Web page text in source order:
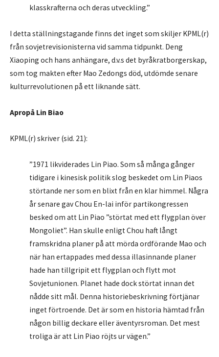
klasskrafterna och deras utveckling.”
I detta ställningstagande finns det inget som skiljer KPML(r)
från sovjetrevisionisterna vid samma tidpunkt. Deng
Xiaoping och hans anhängare, d.v.s det byråkratborgerskap,
som tog makten efter Mao Zedongs död, utdömde senare
kulturrevolutionen på ett liknande sätt.
Apropå Lin Biao
KPML(r) skriver (sid. 21):
”1971 likviderades Lin Piao. Som så många gånger
tidigare i kinesisk politik slog beskedet om Lin Piaos
störtande ner som en blixt från en klar himmel. Några
år senare gav Chou En-lai inför partikongressen
besked om att Lin Piao ”störtat med ett flygplan över
Mongoliet”. Han skulle enligt Chou haft långt
framskridna planer på att mörda ordförande Mao och
när han ertappades med dessa illasinnande planer
hade han tillgripit ett flygplan och flytt mot
Sovjetunionen. Planet hade dock störtat innan det
nådde sitt mål. Denna historiebeskrivning förtjänar
inget förtroende. Det är som en historia hämtad från
någon billig deckare eller äventyrsroman. Det mest
troliga är att Lin Piao röjts ur vägen.”